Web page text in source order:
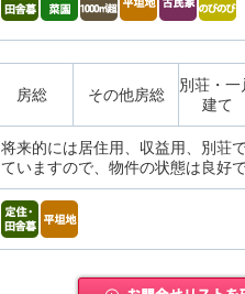
房総 その他房総
別荘・一
建て
将来的には居住用、収益用、別荘
ていますので、物件の状態は良好で